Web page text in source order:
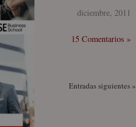
diciembre, 2011
15 Comentarios »
Entradas siguientes »